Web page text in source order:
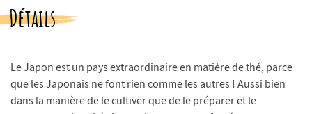
Détails
Le Japon est un pays extraordinaire en matière de thé, parce
que les Japonais ne font rien comme les autres ! Aussi bien
dans la manière de le cultiver que de le préparer et le